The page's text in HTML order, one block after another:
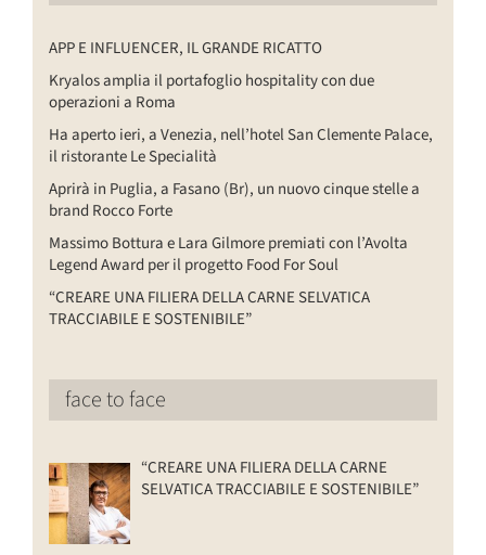
APP E INFLUENCER, IL GRANDE RICATTO
Kryalos amplia il portafoglio hospitality con due
operazioni a Roma
Ha aperto ieri, a Venezia, nell’hotel San Clemente Palace,
il ristorante Le Specialità
Aprirà in Puglia, a Fasano (Br), un nuovo cinque stelle a
brand Rocco Forte
Massimo Bottura e Lara Gilmore premiati con l’Avolta
Legend Award per il progetto Food For Soul
“CREARE UNA FILIERA DELLA CARNE SELVATICA
TRACCIABILE E SOSTENIBILE”
face to face
“CREARE UNA FILIERA DELLA CARNE
SELVATICA TRACCIABILE E SOSTENIBILE”